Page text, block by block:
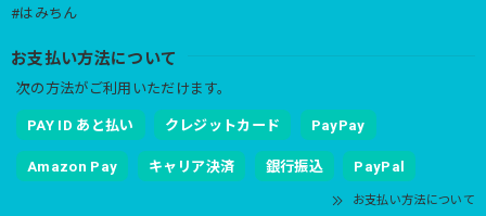
#はみちん
お支払い方法について
次の方法がご利用いただけます。
PAY ID あと払い クレジットカード PayPay
Amazon Pay キャリア決済 銀行振込 PayPal
お支払い方法について